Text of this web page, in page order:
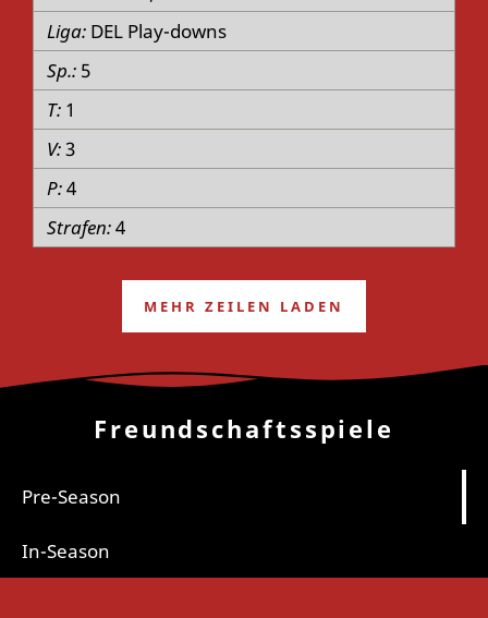
DEL Play-downs
5
1
3
4
4
MEHR ZEILEN LADEN
Freundschaftsspiele
Pre-Season
In-Season